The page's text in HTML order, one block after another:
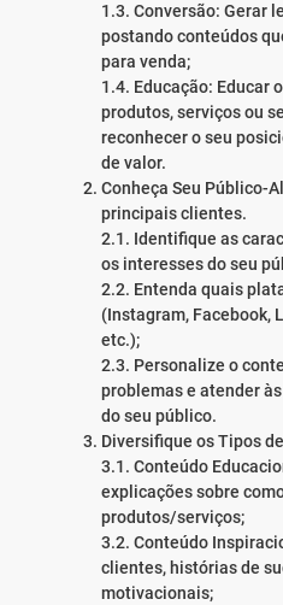
1.3. Conversão: Gerar
postando conteúdos
para venda;
1.4. Educação: Educar
produtos, serviços ou
reconhecer o seu
de valor.
Conheça Seu Público-
principais clientes.
2.1. Identifique as
os interesses do seu
2.2. Entenda quais
(Instagram, Facebook,
etc.);
2.3. Personalize o
problemas e atender
do seu público.
Diversifique os Tipos
3.1. Conteúdo
explicações sobre
produtos/serviços;
3.2. Conteúdo
clientes, histórias de
motivacionais;